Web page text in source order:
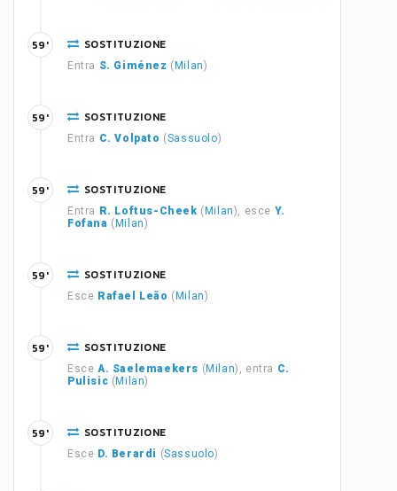
SOSTITUZIONE
Entra S. Giménez ( Milan)
59'
SOSTITUZIONE
Entra C. Volpato (Sassuolo)
59'
SOSTITUZIONE
Entra R. Loftus-Cheek ( Milan), esce Y.
Fofana ( Milan)
59'
SOSTITUZIONE
Esce Rafael Leão ( Milan)
59'
SOSTITUZIONE
Esce A. Saelemaekers ( Milan), entra C.
Pulisic ( Milan)
59'
SOSTITUZIONE
Esce D. Berardi (Sassuolo)
59'